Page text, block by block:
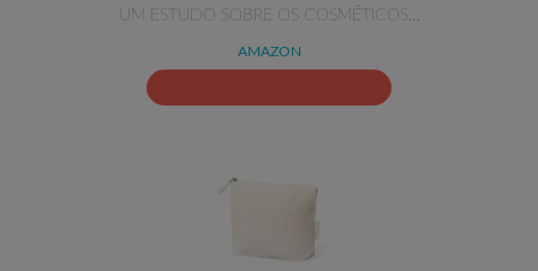
UM ESTUDO SOBRE OS COSMÉTICOS…
AMAZON